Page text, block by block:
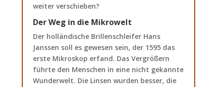
weiter verschieben?
Der Weg in die Mikrowelt
Der holländische Brillenschleifer Hans
Janssen soll es gewesen sein, der 1595 das
erste Mikroskop erfand. Das Vergrößern
führte den Menschen in eine nicht gekannte
Wunderwelt. Die Linsen wurden besser, die